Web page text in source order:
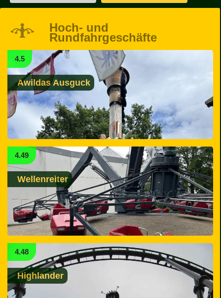
Hoch- und
Rundfahrgeschäfte
4.5
Awildas Ausguck
4.49
Wellenreiter
4.48
Highlander